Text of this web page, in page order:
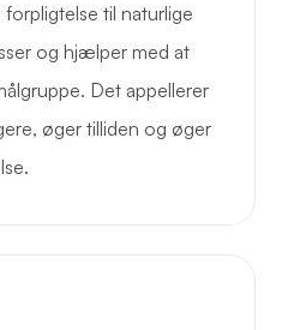
til naturlige
og hjælper med at
Det appellerer
øger tilliden og øger